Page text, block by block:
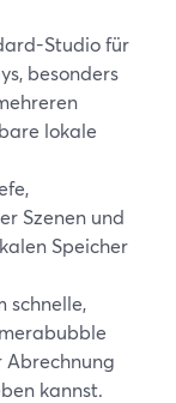
Studio für
besonders
lokale
Szenen und
Speicher
schnelle,
kannst.